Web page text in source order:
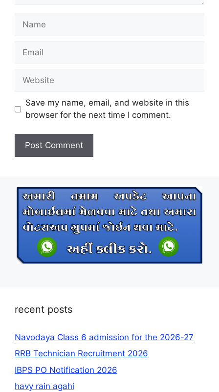
Name
Email
Website
Save my name, email, and website in this
browser for the next time I comment.
recent posts
Navodaya Class 6 admission for the 2026-27
RRB Technician Recruitment 2026
IBPS PO Notification 2026
havy rain agahi